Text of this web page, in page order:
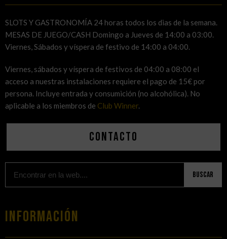
SLOTS Y GASTRONOMÍA 24 horas todos los dias de la semana.
MESAS DE JUEGO/CASH Domingo a Jueves de 14:00 a 03:00.
Viernes, Sábados y víspera de festivo de 14:00 a 04:00.
Viernes, sábados y víspera de festivos de 04:00 a 08:00 el
acceso a nuestras instalaciones requiere el pago de 15€ por
persona. Incluye entrada y consumición (no alcohólica). No
aplicable a los miembros de Club Winner.
Contacto
Buscar
Información